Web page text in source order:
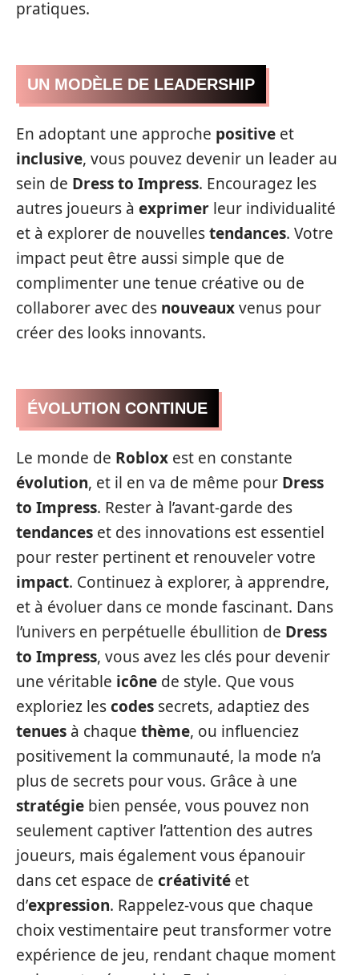
pratiques.
UN MODÈLE DE LEADERSHIP
En adoptant une approche positive et
inclusive, vous pouvez devenir un leader au
sein de Dress to Impress. Encouragez les
autres joueurs à exprimer leur individualité
et à explorer de nouvellestendances. Votre
impact peut être aussi simple que de
complimenter une tenue créative ou de
collaborer avec des nouveauxvenus pour
créer des looks innovants.
ÉVOLUTION CONTINUE
Le monde de Roblox est en constante
évolution, et il en va de même pour Dress
to Impress. Rester à l’avant-garde des
tendances et des innovations est essentiel
pour rester pertinent et renouveler votre
impact. Continuez à explorer, à apprendre,
et à évoluer dans ce monde fascinant. Dans
l’univers en perpétuelle ébullition de Dress
to Impress, vous avez les clés pour devenir
une véritable icône de style. Que vous
exploriez lescodes secrets, adaptiez des
tenues à chaque thème, ou influenciez
positivement la communauté, la mode n’a
plus de secrets pour vous. Grâce à une
stratégie bien pensée, vous pouvez non
seulement captiver l’attention des autres
joueurs, mais également vous épanouir
dans cet espace de créativité et
d’expression. Rappelez-vous que chaque
choix vestimentaire peut transformer votre
expérience de jeu, rendant chaque moment